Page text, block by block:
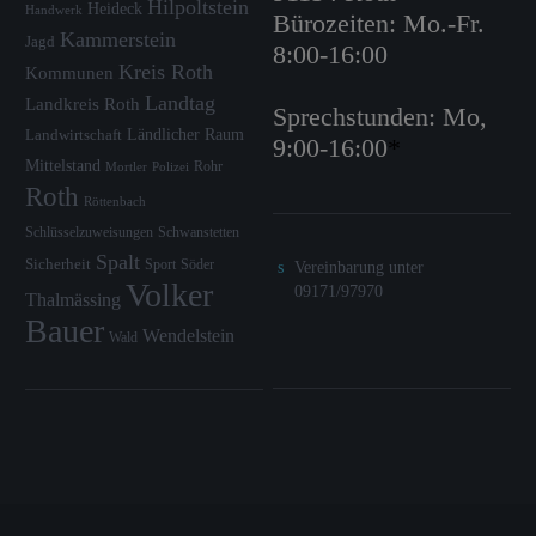
Handwerk Heideck Hilpoltstein
Jagd Kammerstein
Kommunen Kreis Roth
Landkreis Roth Landtag
Landwirtschaft Ländlicher Raum
Mittelstand Mortler Polizei Rohr
Roth Röttenbach
Schlüsselzuweisungen Schwanstetten
Sicherheit Spalt Sport Söder
Thalmässing Volker
Bauer Wald Wendelstein
Bürozeiten: Mo.-Fr.
8:00-16:00
Sprechstunden: Mo,
9:00-16:00*
Vereinbarung unter
09171/97970